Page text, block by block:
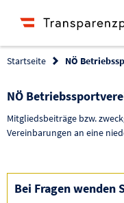
Startseite NÖ
NÖ
Mitgliedsbeiträge bzw.
Vereinbarungen an eine
Bei Fragen wenden